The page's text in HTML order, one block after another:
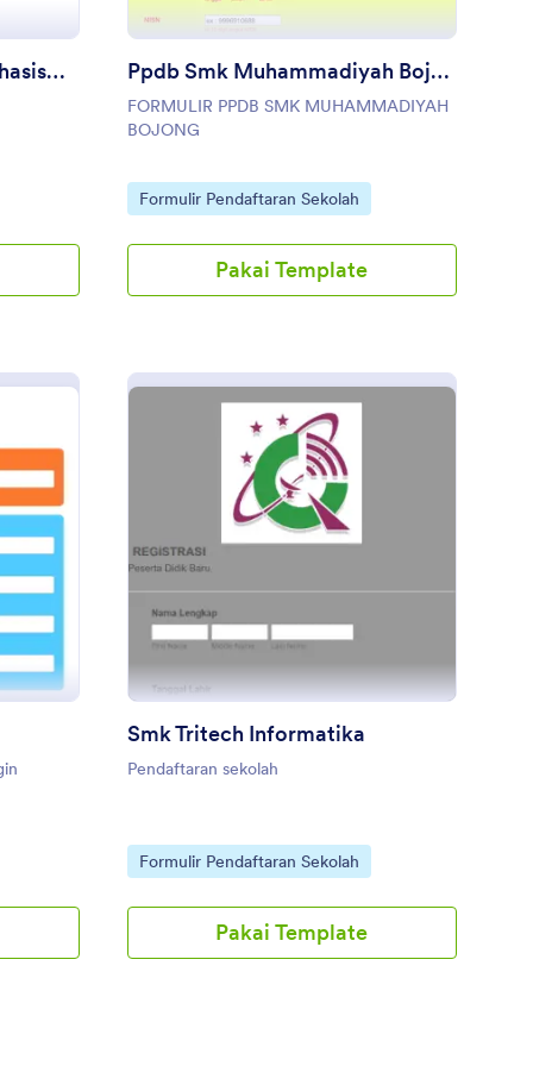
Formulir Pendaftaran Mahasiswa Baru Ppdb Smk Muhammadiyah Bojong
FORMULIR PPDB SMK MUHAMMADIYAH
BOJONG
Go to Category:
Formulir Pendaftaran Sekolah
Pakai Template
MI Al Badri
Smk Tritech Informatika
Pendaftaran sekolah
Go to Category:
Formulir Pendaftaran Sekolah
Pakai Template